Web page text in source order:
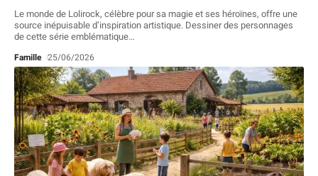
Le monde de Lolirock, célèbre pour sa magie et ses héroïnes, offre une
source inépuisable d’inspiration artistique. Dessiner des personnages
de cette série emblématique…
Famille 25/06/2026